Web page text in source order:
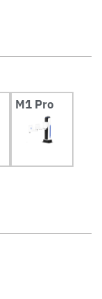
M1 Pro